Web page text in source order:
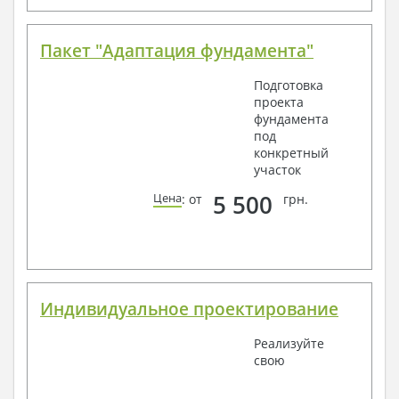
Пакет "Адаптация фундамента"
Подготовка
проекта
фундамента
под
конкретный
участок
Цена: от 5 500 грн.
Индивидуальное проектирование
Реализуйте
свою